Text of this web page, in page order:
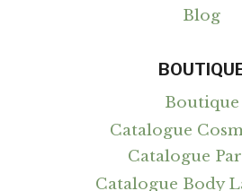
Blog
Boutique
Catalogue
Catalogue
Catalogue Body